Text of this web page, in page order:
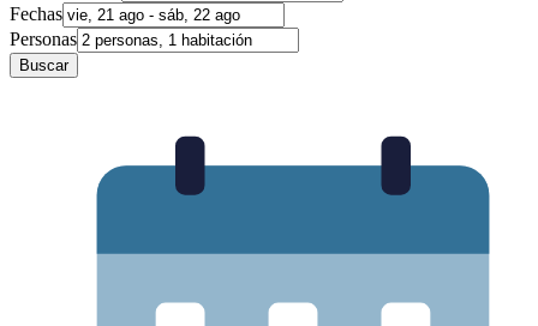
Fechas
Personas
Buscar